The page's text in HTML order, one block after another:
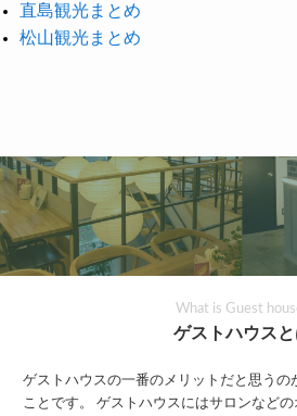
直島観光まとめ
松山観光まとめ
What is Guest
ゲストハウスと
ゲストハウスの一番のメリットだと思うの
ことです。
ゲストハウスにはサロンなどの